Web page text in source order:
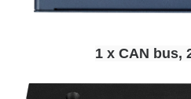
1 x CAN bus,